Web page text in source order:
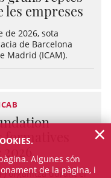
empreses
de 2026, sota
de Barcelona
Madrid (ICAM).
organitza durant el
Algunes són
de la pàgina, i
×